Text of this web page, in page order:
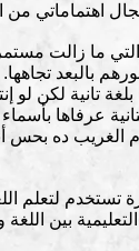
اهتماماتي من
التي ما زالت
بالبعد
تانية لكن
عرفاها
الغريب ده
لتعلم
بين